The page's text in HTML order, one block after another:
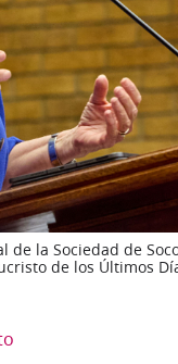
de la Sociedad de
de los Últimos